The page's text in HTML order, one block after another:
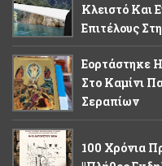
Κλειστό Και
Επιτέλους
Εορτάστηκε
Στο Καμίνι
Σεραπίων
100 Χρόνια